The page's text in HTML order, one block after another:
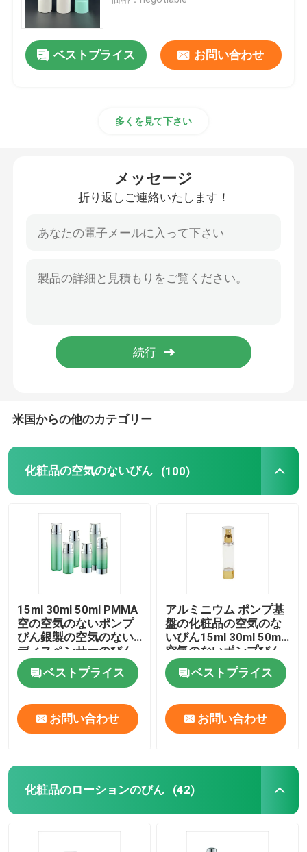
空のアイライナーのびん
空のマスカラの管
びんのプラスチック ロール
シャンプーおよびコンディショナーのびん
マニキュアの除去剤のびん
プラスチック薄板にされた管
プラスチックねじ帽子
化粧品のローション ポンプ
泡ディスペンサー ポンプ
ベストプライス お問い合わせ
多くを見て下さい
メッセージ
折り返しご連絡いたします！
米国からの他のカテゴリー
化粧品の空気のないびん (100)
15ml 30ml 50ml PMMA
空の空気のないポンプ
びん銀製の空気のない
ディスペンサーのびん
ベストプライス
お問い合わせ
アルミニウム ポンプ基
盤の化粧品の空気のな
いびん15ml 30ml 50ml
空気のないポンプびん
ベストプライス
お問い合わせ
化粧品のローションのびん (42)